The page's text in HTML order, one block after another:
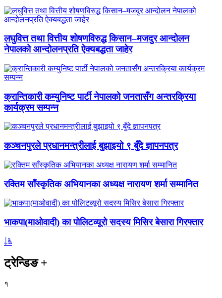
लघुवित्त तथा वित्तीय शोषणविरुद्ध किसान–मजदुर आन्दोलन
नेपालको आन्दोलनप्रति ऐक्यबद्धता जाहेर
क्रान्तिकारी कम्युनिष्ट पार्टी नेपालको जनतासँग अन्तरक्रिया
कार्यक्रम सम्पन्न
कञ्चनपुरले प्रधानमन्त्रीलाई बुझाइयो ९ बुँदे ज्ञापनपत्र
रक्तिम साँस्कृतिक अभियानका अध्यक्ष नारायण शर्मा सम्मानित
भाकपा(माओवादी) का पोलिटव्यूरो सदस्य मिसिर बेसारा गिरफ्तार
ट्रेन्डिङ+
१